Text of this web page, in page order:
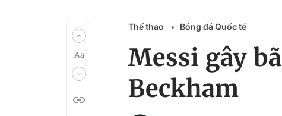
Thể thao Bóng đá Quốc tế
Messi gây
Beckham